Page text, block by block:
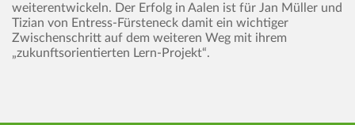
weiterentwickeln. Der Erfolg in Aalen ist für Jan Müller und
Tizian von Entress-Fürsteneck damit ein wichtiger
Zwischenschritt auf dem weiteren Weg mit ihrem
„zukunftsorientierten Lern-Projekt“.